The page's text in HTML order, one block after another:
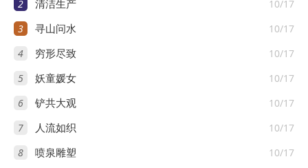
2 10/17
清洁生产
3 10/17
寻山问水
4 10/17
穷形尽致
5 10/17
妖童媛女
6 10/17
铲共大观
7 10/17
人流如织
8 10/17
喷泉雕塑